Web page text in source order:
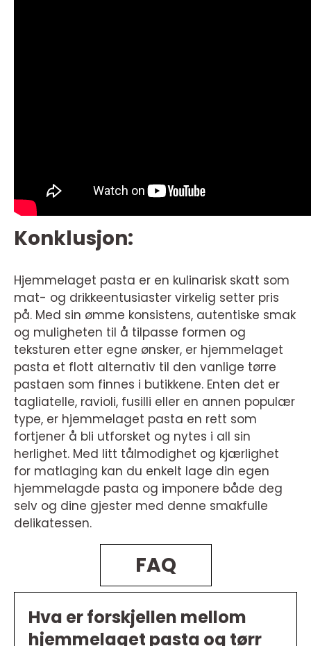
Konklusjon:
Hjemmelaget pasta er en kulinarisk skatt som
mat- og drikkeentusiaster virkelig setter pris
på. Med sin ømme konsistens, autentiske smak
og muligheten til å tilpasse formen og
teksturen etter egne ønsker, er hjemmelaget
pasta et flott alternativ til den vanlige tørre
pastaen som finnes i butikkene. Enten det er
tagliatelle, ravioli, fusilli eller en annen populær
type, er hjemmelaget pasta en rett som
fortjener å bli utforsket og nytes i all sin
herlighet. Med litt tålmodighet og kjærlighet
for matlaging kan du enkelt lage din egen
hjemmelagde pasta og imponere både deg
selv og dine gjester med denne smakfulle
delikatessen.
FAQ
Hva er forskjellen mellom
hjemmelaget pasta og tørr